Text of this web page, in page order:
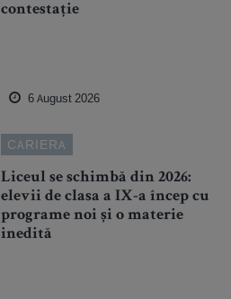
contestație
6 August 2026
CARIERA
Liceul se schimbă din 2026:
elevii de clasa a IX-a încep cu
programe noi și o materie
inedită